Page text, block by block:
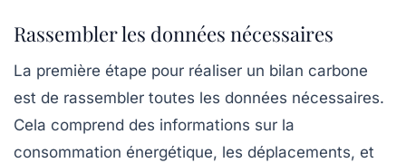
Rassembler les données nécessaires
La première étape pour réaliser un bilan carbone
est de rassembler toutes les données nécessaires.
Cela comprend des informations sur la
consommation énergétique, les déplacements, et